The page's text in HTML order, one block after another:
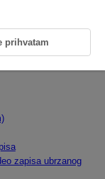
zapisa ubrzanog
prihvatam